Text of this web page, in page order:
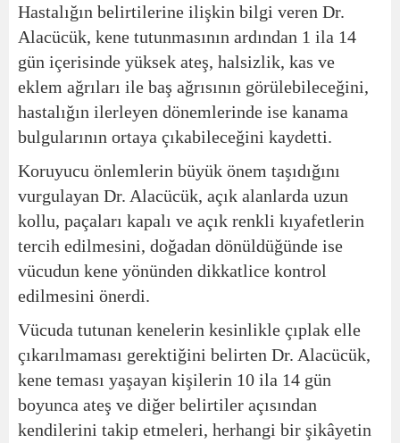
Hastalığın belirtilerine ilişkin bilgi veren Dr.
Alacücük, kene tutunmasının ardından 1 ila 14
gün içerisinde yüksek ateş, halsizlik, kas ve
eklem ağrıları ile baş ağrısının görülebileceğini,
hastalığın ilerleyen dönemlerinde ise kanama
bulgularının ortaya çıkabileceğini kaydetti.
Koruyucu önlemlerin büyük önem taşıdığını
vurgulayan Dr. Alacücük, açık alanlarda uzun
kollu, paçaları kapalı ve açık renkli kıyafetlerin
tercih edilmesini, doğadan dönüldüğünde ise
vücudun kene yönünden dikkatlice kontrol
edilmesini önerdi.
Vücuda tutunan kenelerin kesinlikle çıplak elle
çıkarılmaması gerektiğini belirten Dr. Alacücük,
kene teması yaşayan kişilerin 10 ila 14 gün
boyunca ateş ve diğer belirtiler açısından
kendilerini takip etmeleri, herhangi bir şikâyetin